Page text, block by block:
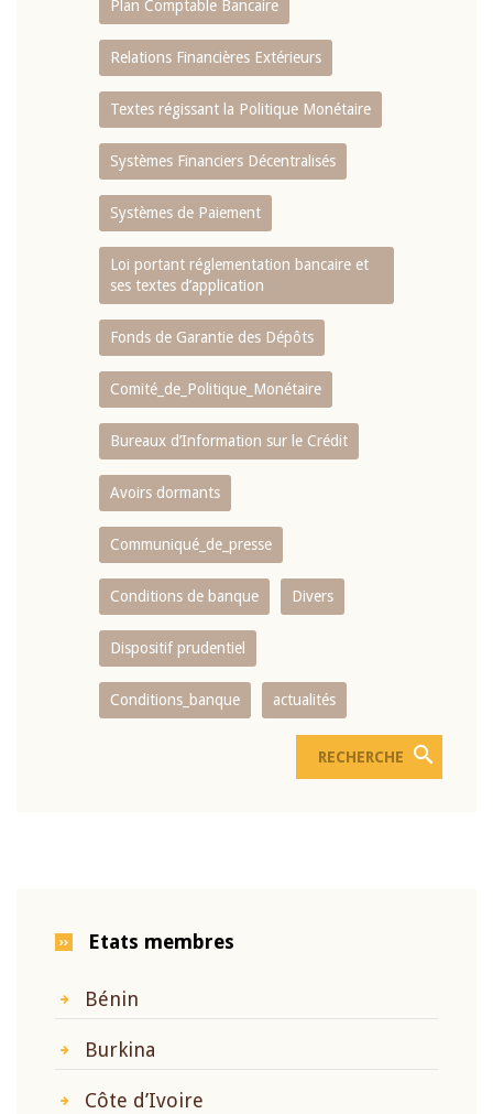
Plan Comptable Bancaire
Relations Financières Extérieurs
Textes régissant la Politique Monétaire
Systèmes Financiers Décentralisés
Systèmes de Paiement
Loi portant réglementation bancaire et
ses textes d’application
Fonds de Garantie des Dépôts
Comité_de_Politique_Monétaire
Bureaux d’Information sur le Crédit
Avoirs dormants
Communiqué_de_presse
Conditions de banque Divers
Dispositif prudentiel
Conditions_banque actualités
Etats membres
Bénin
Burkina
Côte d’Ivoire